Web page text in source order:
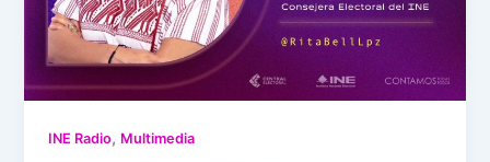
INE Radio, Multimedia